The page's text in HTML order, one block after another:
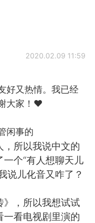
2020.02.09 11:59
好又热情。我已经
大家！❤️
闲事的
，所以我说中文的
个“有人想聊天儿
说儿化音又咋了？
，所以我想试试
看电视剧里演的